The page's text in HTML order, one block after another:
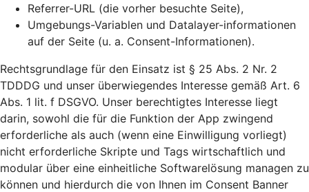
Referrer-URL (die vorher besuchte Seite),
Umgebungs-Variablen und Datalayer-informationen
auf der Seite (u. a. Consent-Informationen).
Rechtsgrundlage für den Einsatz ist § 25 Abs. 2 Nr. 2
TDDDG und unser überwiegendes Interesse gemäß Art. 6
Abs. 1 lit. f DSGVO. Unser berechtigtes Interesse liegt
darin, sowohl die für die Funktion der App zwingend
erforderliche als auch (wenn eine Einwilligung vorliegt)
nicht erforderliche Skripte und Tags wirtschaftlich und
modular über eine einheitliche Softwarelösung managen zu
können und hierdurch die von Ihnen im Consent Banner